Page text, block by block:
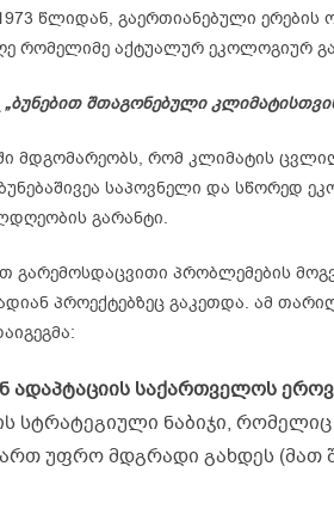
წლიდან, გაერთიანებული ერების
რომელიმე აქტუალურ ეკოლოგიურ
„ბუნებით შთაგონებული
მდგომარეობს, რომ კლიმატის
საპოვნელი და სწორედ
გარანტი.
პრობლემების
პროექტებზეც გაკეთდა. ამ
ადაპტაციის საქართველოს
სტრატეგიული ნაბიჯი, რომელიც
უფრო მდგრადი გახდეს